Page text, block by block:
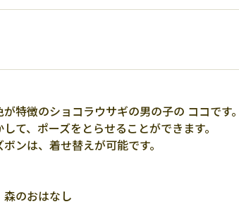
特徴のショコラウサギの男の子の ココです。
て、ポーズをとらせることができます。
ンは、着せ替えが可能です。
のおはなし